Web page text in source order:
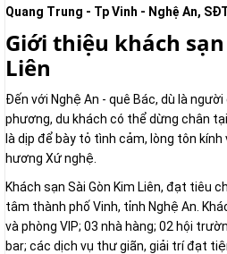
Quang Trung - Tp Vinh - Nghệ An,
Giới thiệu khách sạn
Liên
Đến với Nghệ An - quê Bác, dù là
phương, du khách có thể dừng chân
là dịp để bày tỏ tình cảm, lòng tôn kính
hương Xứ nghệ.
Khách sạn Sài Gòn Kim Liên, đạt tiêu
tâm thành phố Vinh, tỉnh Nghệ An.
và phòng VIP; 03 nhà hàng; 02 hội
bar; các dịch vụ thư giãn, giải trí đạt